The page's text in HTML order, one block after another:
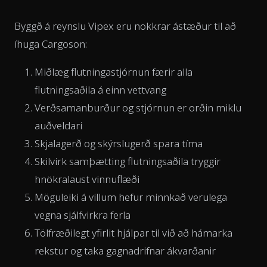
Byggð á reynslu Vipex eru nokkrar ástæður til að
íhuga Cargoson:
Miðlæg flutningastjórnun færir alla
flutningsaðila á einn vettvang
Verðsamanburður og stjórnun er orðin miklu
auðveldari
Skjalagerð og skýrslugerð spara tíma
Skilvirk samþætting flutningsaðila tryggir
hnökralaust vinnuflæði
Möguleiki á villum hefur minnkað verulega
vegna sjálfvirkra ferla
Tölfræðilegt yfirlit hjálpar til við að hámarka
rekstur og taka gagnadrifnar ákvarðanir